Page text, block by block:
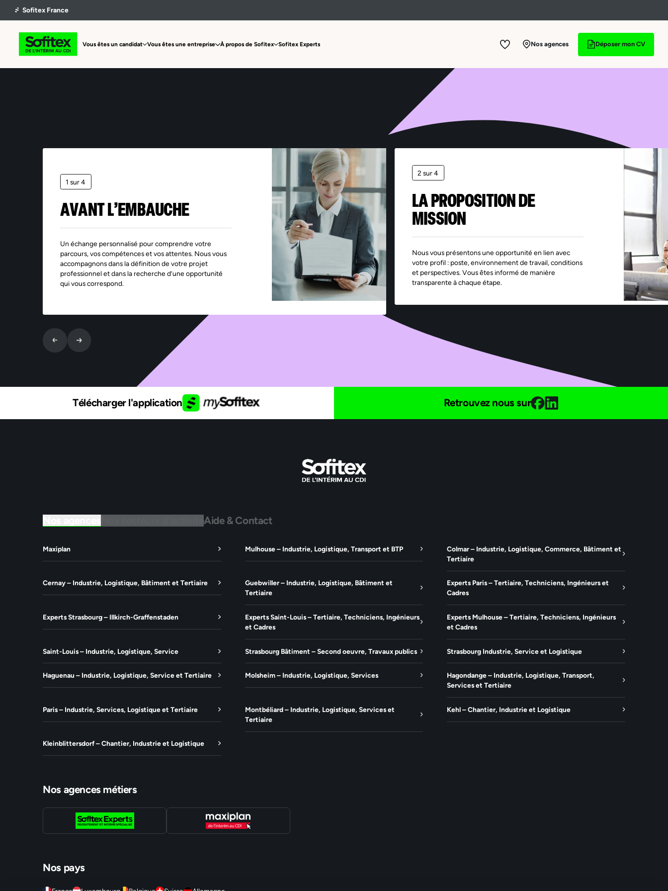
Vous êtes un candidat Vous êtes une entreprise À propos de Sofitex Sofitex Experts Nos agences Déposer mon CV
Offre non trouvée
1 sur 4
AVANT L’EMBAUCHE
Un échange personnalisé pour comprendre votre
parcours, vos compétences et vos attentes. Nous vous
accompagnons dans la définition de votre projet
professionnel et dans la recherche d’une opportunité
qui vous correspond.
2 sur 4
LA PROPOSITION DE
MISSION
Nous vous présentons une opportunité en lien avec
votre profil : poste, environnement de travail, conditions
et perspectives. Vous êtes informé de manière
transparente à chaque étape.
Télécharger l'application Retrouvez nous sur
Nos secteurs d'activitéAide & Contact
Maxiplan Mulhouse – Industrie, Logistique, Transport et BTP
Colmar – Industrie, Logistique, Commerce, Bâtiment et
Tertiaire
Cernay – Industrie, Logistique, Bâtiment et Tertiaire
Guebwiller – Industrie, Logistique, Bâtiment et
Tertiaire
Experts Paris – Tertiaire, Techniciens, Ingénieurs et
Cadres
Experts Strasbourg – Illkirch-Graffenstaden
Experts Saint-Louis – Tertiaire, Techniciens, Ingénieurs
et Cadres
Experts Mulhouse – Tertiaire, Techniciens, Ingénieurs
et Cadres
Saint-Louis – Industrie, Logistique, Service Strasbourg Bâtiment – Second oeuvre, Travaux publics Strasbourg Industrie, Service et Logistique
Haguenau – Industrie, Logistique, Service et Tertiaire Molsheim – Industrie, Logistique, Services
Hagondange – Industrie, Logistique, Transport,
Services et Tertiaire
Paris – Industrie, Services, Logistique et Tertiaire
Montbéliard – Industrie, Logistique, Services et
Tertiaire
Kehl – Chantier, Industrie et Logistique
Kleinblittersdorf – Chantier, Industrie et Logistique
Nos agences métiers
Nos pays